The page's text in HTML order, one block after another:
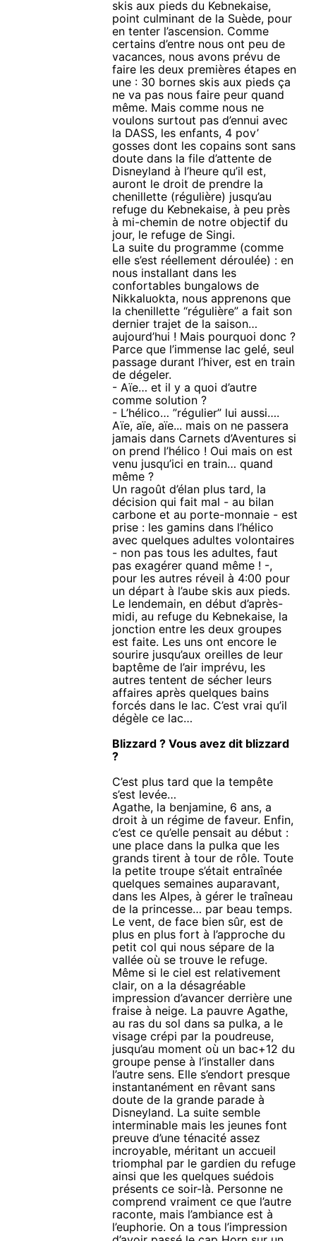
skis aux pieds du Kebnekaise,
point culminant de la Suède, pour
en tenter l’ascension. Comme
certains d’entre nous ont peu de
vacances, nous avons prévu de
faire les deux premières étapes en
une : 30 bornes skis aux pieds ça
ne va pas nous faire peur quand
même. Mais comme nous ne
voulons surtout pas d’ennui avec
la DASS, les enfants, 4 pov’
gosses dont les copains sont sans
doute dans la file d’attente de
Disneyland à l’heure qu’il est,
auront le droit de prendre la
chenillette (régulière) jusqu’au
refuge du Kebnekaise, à peu près
à mi-chemin de notre objectif du
jour, le refuge de Singi.
La suite du programme (comme
elle s’est réellement déroulée) : en
nous installant dans les
confortables bungalows de
Nikkaluokta, nous apprenons que
la chenillette “régulière” a fait son
dernier trajet de la saison…
aujourd’hui ! Mais pourquoi donc ?
Parce que l’immense lac gelé, seul
passage durant l’hiver, est en train
de dégeler.
- Aïe… et il y a quoi d’autre
comme solution ?
- L’hélico… ”régulier” lui aussi….
Aïe, aïe, aïe... mais on ne passera
jamais dans Carnets d’Aventures si
on prend l’hélico ! Oui mais on est
venu jusqu’ici en train… quand
même ?
Un ragoût d’élan plus tard, la
décision qui fait mal - au bilan
carbone et au porte-monnaie - est
prise : les gamins dans l’hélico
avec quelques adultes volontaires
- non pas tous les adultes, faut
pas exagérer quand même ! -,
pour les autres réveil à 4:00 pour
un départ à l’aube skis aux pieds.
Le lendemain, en début d’après-
midi, au refuge du Kebnekaise, la
jonction entre les deux groupes
est faite. Les uns ont encore le
sourire jusqu’aux oreilles de leur
baptême de l’air imprévu, les
autres tentent de sécher leurs
affaires après quelques bains
forcés dans le lac. C’est vrai qu’il
dégèle ce lac…
Blizzard ? Vous avez dit blizzard
?
C’est plus tard que la tempête
s’est levée…
Agathe, la benjamine, 6 ans, a
droit à un régime de faveur. Enfin,
c’est ce qu’elle pensait au début :
une place dans la pulka que les
grands tirent à tour de rôle. Toute
la petite troupe s’était entraînée
quelques semaines auparavant,
dans les Alpes, à gérer le traîneau
de la princesse… par beau temps.
Le vent, de face bien sûr, est de
plus en plus fort à l’approche du
petit col qui nous sépare de la
vallée où se trouve le refuge.
Même si le ciel est relativement
clair, on a la désagréable
impression d’avancer derrière une
fraise à neige. La pauvre Agathe,
au ras du sol dans sa pulka, a le
visage crépi par la poudreuse,
jusqu’au moment où un bac+12 du
groupe pense à l’installer dans
l’autre sens. Elle s’endort presque
instantanément en rêvant sans
doute de la grande parade à
Disneyland. La suite semble
interminable mais les jeunes font
preuve d’une ténacité assez
incroyable, méritant un accueil
triomphal par le gardien du refuge
ainsi que les quelques suédois
présents ce soir-là. Personne ne
comprend vraiment ce que l’autre
raconte, mais l’ambiance est à
l’euphorie. On a tous l’impression